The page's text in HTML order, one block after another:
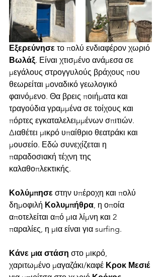
Εξερεύνησε το πολύ ενδιαφέρον χωριό
Βωλάξ. Είναι χτισμένο ανάμεσα σε
μεγάλους στρογγυλούς βράχους που
θεωρείται μοναδικό γεωλογικό
φαινόμενο. Θα βρεις ποιήματα και
τραγούδια γραμμένα σε τοίχους και
πόρτες εγκαταλελειμμένων σπιτιών.
Διαθέτει μικρό υπαίθριο θεατράκι και
μουσείο. Εδώ συνεχίζεται η
παραδοσιακή τέχνη της
καλαθοπλεκτικής.
Κολύμπησε στην υπέροχη και πολύ
δημοφιλή Κολυμπήθρα, η οποία
αποτελείται από μια λίμνη και 2
παραλίες, η μια είναι για surfing.
Κάνε μια στάση στο μικρό,
χαριτωμένο μαγαζάκι/καφέ Κροκ Μεσιέ